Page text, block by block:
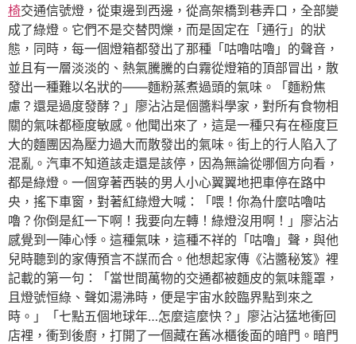
椅交通信號燈，從東邊到西邊，從高架橋到巷弄口，全部變
成了綠燈。它們不是交替閃爍，而是固定在「通行」的狀
態，同時，每一個燈箱都發出了那種「咕嚕咕嚕」的聲音，
並且有一層淡淡的、熱氣騰騰的白霧從燈箱的頂部冒出，散
發出一種難以名狀的——麵粉蒸煮過頭的氣味。「麵粉焦
慮？還是過度發酵？」廖沾沾是個醬料學家，對所有食物相
關的氣味都極度敏感。他聞出來了，這是一種只有在極度巨
大的麵團因為壓力過大而散發出的氣味。街上的行人陷入了
混亂。汽車不知道該走還是該停，因為無論從哪個方向看，
都是綠燈。一個穿著西裝的男人小心翼翼地把車停在路中
央，搖下車窗，對著紅綠燈大喊：「喂！你為什麼咕嚕咕
嚕？你倒是紅一下啊！我要向左轉！綠燈沒用啊！」廖沾沾
感覺到一陣心悸。這種氣味，這種不祥的「咕嚕」聲，與他
兒時聽到的家傳預言不謀而合。他想起家傳《沾醬秘笈》裡
記載的第一句：「當世間萬物的交通都被麵皮的氣味籠罩，
且燈號恒綠、聲如湯沸時，便是宇宙水餃臨界點到來之
時。」「七點五個地球年…怎麼這麼快？」廖沾沾猛地衝回
店裡，衝到後廚，打開了一個藏在舊冰櫃後面的暗門。暗門